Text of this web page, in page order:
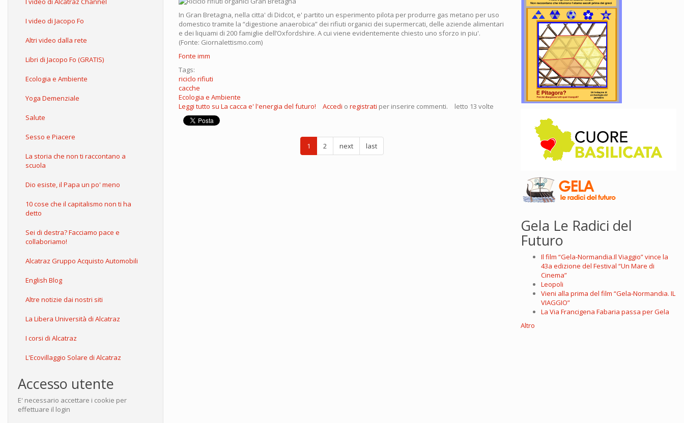
I video di Jacopo Fo
Altri video dalla rete
Libri di Jacopo Fo (GRATIS)
Ecologia e Ambiente
Yoga Demenziale
Salute
Sesso e Piacere
La storia che non ti raccontano a
scuola
Dio esiste, il Papa un po' meno
10 cose che il capitalismo non ti ha
detto
Sei di destra? Facciamo pace e
collaboriamo!
Alcatraz Gruppo Acquisto Automobili
English Blog
Altre notizie dai nostri siti
La Libera Università di Alcatraz
I corsi di Alcatraz
L'Ecovillaggio Solare di Alcatraz
Accesso utente
E' necessario accettare i cookie per
effettuare il login
In Gran Bretagna, nella citta' di Didcot, e' partito un esperimento pilota per produrre gas metano per uso
domestico tramite la “digestione anaerobica” dei rifiuti organici dei supermercati, delle aziende alimentari
e dei liquami di 200 famiglie dell’Oxfordshire. A cui viene evidentemente chiesto uno sforzo in piu'.
(Fonte: Giornalettismo.com)
Fonte imm
Tags:
riciclo rifiuti
cacche
Ecologia e Ambiente
Leggi tutto su La cacca e' l'energia del futuro! Accedi o registrati per inserire commenti. letto 13 volte
1 2 next last
Gela Le Radici del
Futuro
Il film “Gela-Normandia.Il Viaggio” vince la
43a edizione del Festival “Un Mare di
Cinema”
Leopoli
Vieni alla prima del film “Gela-Normandia. IL
VIAGGIO”
La Via Francigena Fabaria passa per Gela
Altro